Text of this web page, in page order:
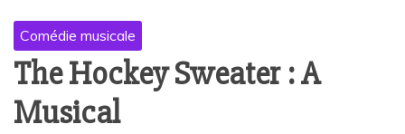
Comédie musicale
The Hockey Sweater : A
Musical